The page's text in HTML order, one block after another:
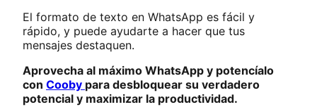
El formato de texto en WhatsApp es fácil y
rápido, y puede ayudarte a hacer que tus
mensajes destaquen.
Aprovecha al máximo WhatsApp y potencíalo
con Cooby para desbloquear su verdadero
potencial y maximizar la productividad.